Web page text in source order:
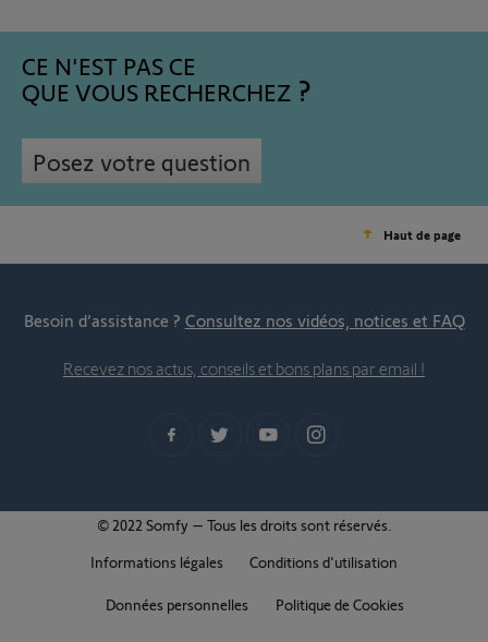
CE N'EST PAS CE
QUE VOUS RECHERCHEZ
Posez votre question
Haut de page
Besoin d’assistance ? Consultez nos vidéos, notices et FAQ
Recevez nos actus, conseils et bons plans par email !
© 2022 Somfy – Tous les droits sont réservés.
Informations légales
Conditions d'utilisation
Données personnelles Politique de Cookies